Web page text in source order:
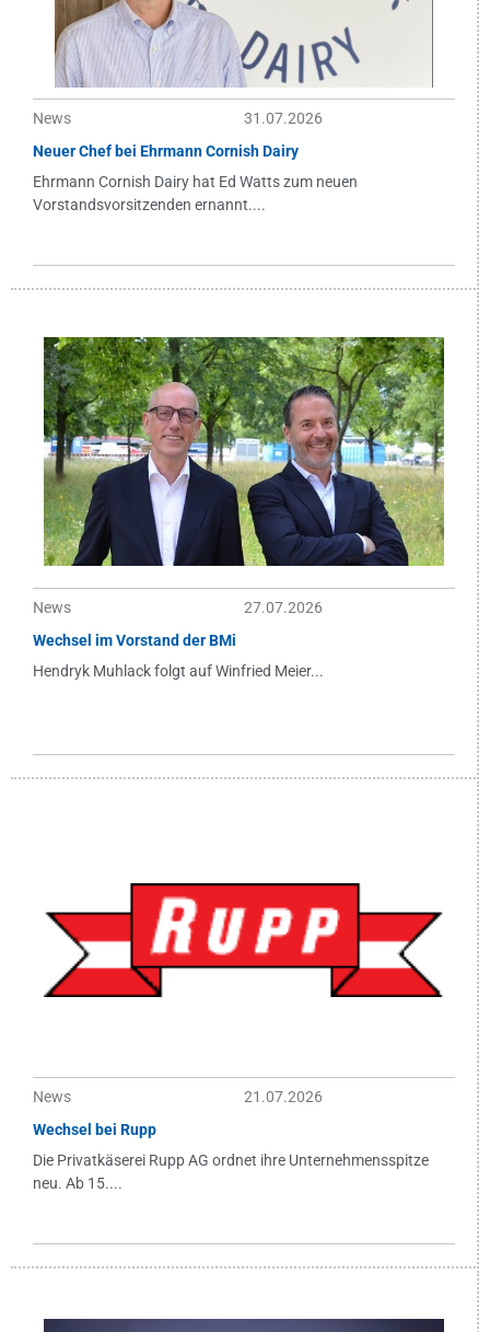
News
31.07.2026
Neuer Chef bei Ehrmann Cornish Dairy
Ehrmann Cornish Dairy hat Ed Watts zum neuen
Vorstandsvorsitzenden ernannt....
News
27.07.2026
Wechsel im Vorstand der BMi
Hendryk Muhlack folgt auf Winfried Meier...
News
21.07.2026
Wechsel bei Rupp
Die Privatkäserei Rupp AG ordnet ihre Unternehmensspitze
neu. Ab 15....